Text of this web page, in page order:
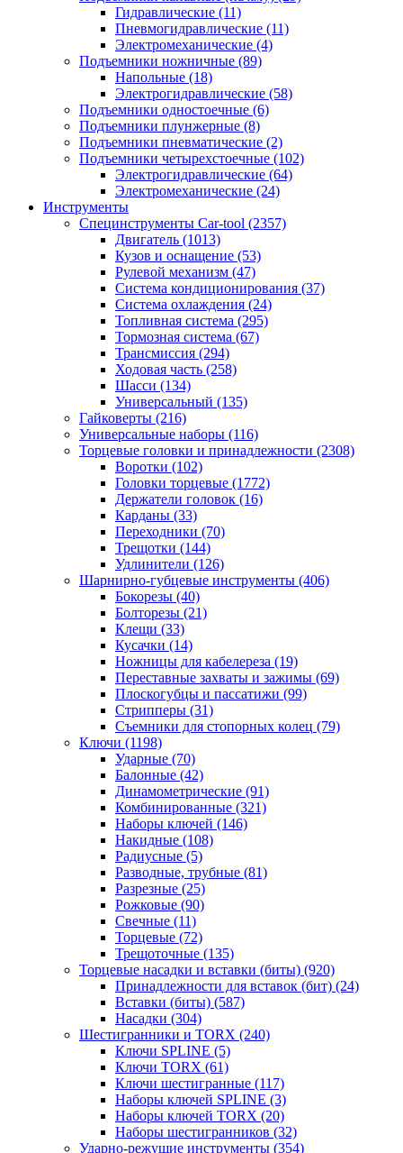
Гидравлические (11)
Пневмогидравлические (11)
Электромеханические (4)
Подъемники ножничные (89)
Напольные (18)
Электрогидравлические (58)
Подъемники одностоечные (6)
Подъемники плунжерные (8)
Подъемники пневматические (2)
Подъемники четырехстоечные (102)
Электрогидравлические (64)
Электромеханические (24)
Инструменты
Специнструменты Car-tool (2357)
Двигатель (1013)
Кузов и оснащение (53)
Рулевой механизм (47)
Система кондиционирования (37)
Система охлаждения (24)
Топливная система (295)
Тормозная система (67)
Трансмиссия (294)
Ходовая часть (258)
Шасси (134)
Универсальный (135)
Гайковерты (216)
Универсальные наборы (116)
Торцевые головки и принадлежности (2308)
Воротки (102)
Головки торцевые (1772)
Держатели головок (16)
Карданы (33)
Переходники (70)
Трещотки (144)
Удлинители (126)
Шарнирно-губцевые инструменты (406)
Бокорезы (40)
Болторезы (21)
Клещи (33)
Кусачки (14)
Ножницы для кабелереза (19)
Переставные захваты и зажимы (69)
Плоскогубцы и пассатижи (99)
Стрипперы (31)
Съемники для стопорных колец (79)
Ключи (1198)
Ударные (70)
Балонные (42)
Динамометрические (91)
Комбинированные (321)
Наборы ключей (146)
Накидные (108)
Радиусные (5)
Разводные, трубные (81)
Разрезные (25)
Рожковые (90)
Свечные (11)
Торцевые (72)
Трещоточные (135)
Торцевые насадки и вставки (биты) (920)
Принадлежности для вставок (бит) (24)
Вставки (биты) (587)
Насадки (304)
Шестигранники и TORX (240)
Ключи SPLINE (5)
Ключи TORX (61)
Ключи шестигранные (117)
Наборы ключей SPLINE (3)
Наборы ключей TORX (20)
Наборы шестигранников (32)
Ударно-режущие инструменты (354)